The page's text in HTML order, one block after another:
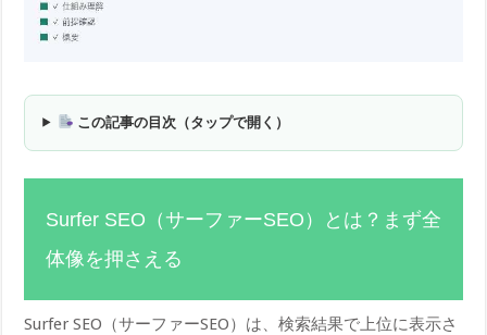
この記事の目次（タップで開く）
Surfer SEO（サーファーSEO）とは？まず全
体像を押さえる
Surfer SEO（サーファーSEO）は、検索結果で上位に表示さ